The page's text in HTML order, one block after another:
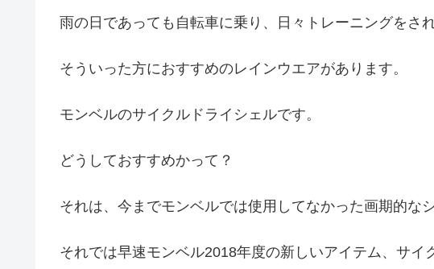
雨の日であっても自転車に乗り、日々トレーニングをさ
そういった方におすすめのレインウエアがあります。
モンベルのサイクルドライシェルです。
どうしておすすめかって？
それは、今までモンベルでは使用してなかった画期的な
それでは早速モンベル2018年度の新しいアイテム、サイ